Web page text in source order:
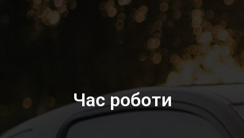
Час роботи